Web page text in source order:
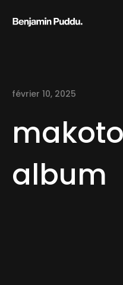
février 10, 2025
album